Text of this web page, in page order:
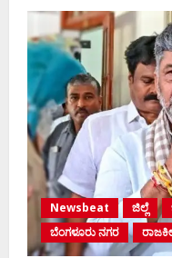
Newsbeat ಜಿಲ್ಲೆ
ಬೆಂಗಳೂರು ನಗರ